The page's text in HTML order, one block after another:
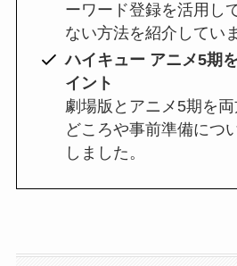
ーワード登録を活用し
ない方法を紹介してい
ハイキュー アニメ5期
イント
劇場版とアニメ5期を
どころや事前準備につ
しました。